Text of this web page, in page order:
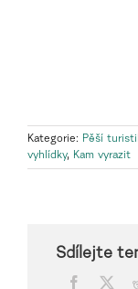
Kategorie: Pěší
vyhlídky, Kam vyrazit
Sdílejte
Facebook